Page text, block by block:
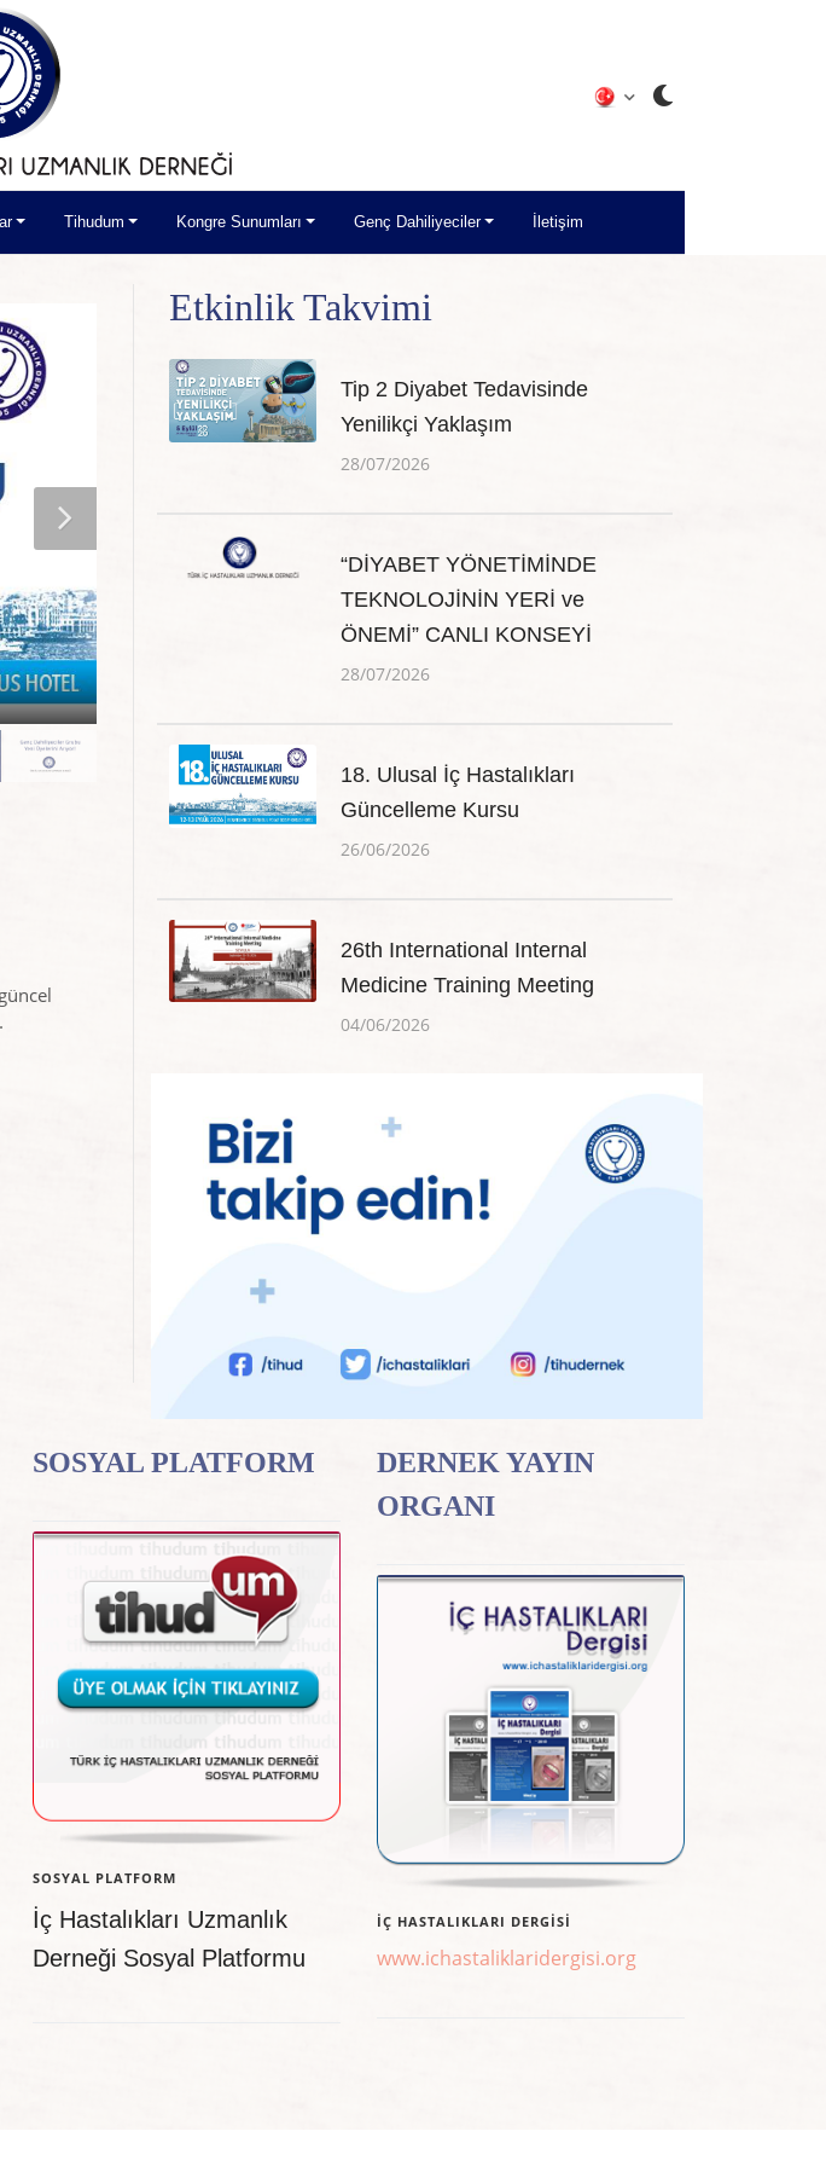
Tihudum Kongre Sunumları Genç Dahiliyeciler İletişim
Etkinlik Takvimi
Tip 2 Diyabet Tedavisinde
Yenilikçi Yaklaşım
28/07/2026
“DİYABET YÖNETİMİNDE
TEKNOLOJİNİN YERİ ve
ÖNEMİ” CANLI KONSEYİ
28/07/2026
18. Ulusal İç Hastalıkları
Güncelleme Kursu
26/06/2026
26th International Internal
Medicine Training Meeting
04/06/2026
SOSYAL PLATFORM
SOSYAL PLATFORM
İç Hastalıkları Uzmanlık
Derneği Sosyal Platformu
DERNEK YAYIN
ORGANI
İÇ HASTALIKLARI DERGISI
www.ichastaliklaridergisi.org